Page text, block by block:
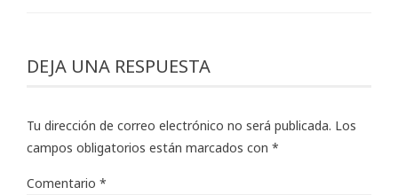
DEJA UNA RESPUESTA
Tu dirección de correo electrónico no será publicada. Los
campos obligatorios están marcados con *
Comentario *